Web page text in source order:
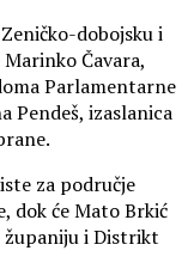
dobojsku i
Čavara,
Parlamentarne
Pendeš, izaslanica
za područje
dok će Mato Brkić
županiju i Distrikt